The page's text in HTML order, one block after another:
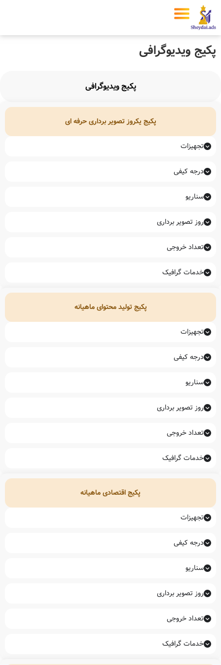
پکیج ویدیوگرافی
پکیج ویدیوگرافی
پکیج یکروز تصویر برداری حرفه ای
تجهیزات
درجه کیفی
سناریو
روز تصویر برداری
تعداد خروجی
خدمات گرافیک
پکیج تولید محتوای ماهیانه
تجهیزات
درجه کیفی
سناریو
روز تصویر برداری
تعداد خروجی
خدمات گرافیک
پکیج اقتصادی ماهیانه
تجهیزات
درجه کیفی
سناریو
روز تصویر برداری
تعداد خروجی
خدمات گرافیک